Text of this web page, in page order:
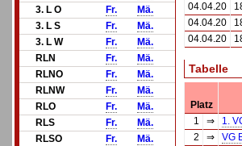
3. L O
Fr.
Mä.
3. L S
Fr.
Mä.
3. L W
Fr.
Mä.
RLN
Fr.
Mä.
RLNO
Fr.
Mä.
RLNW
Fr.
Mä.
RLO
Fr.
Mä.
RLS
Fr.
Mä.
RLSO
Fr.
Mä.
04.04.20
04.04.20
04.04.20
Tabelle
Platz
1
⇒ 1.
2
⇒ VG